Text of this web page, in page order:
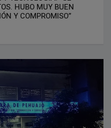
HUBO MUY BUEN
Y COMPROMISO”